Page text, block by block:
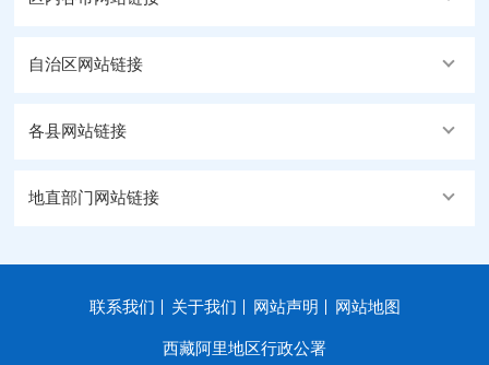
自治区网站链接
各县网站链接
地直部门网站链接
联系我们 关于我们 网站声明 网站地图
西藏阿里地区行政公署